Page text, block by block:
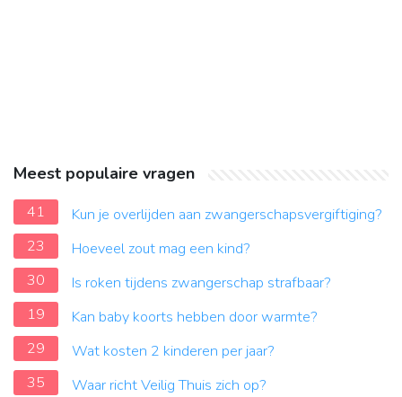
Meest populaire vragen
41
Kun je overlijden aan zwangerschapsvergiftiging?
23
Hoeveel zout mag een kind?
30
Is roken tijdens zwangerschap strafbaar?
19
Kan baby koorts hebben door warmte?
29
Wat kosten 2 kinderen per jaar?
35
Waar richt Veilig Thuis zich op?